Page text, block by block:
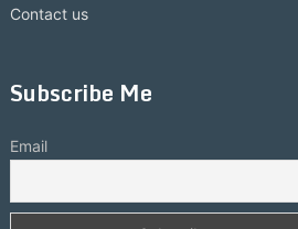
Contact us
Subscribe Me
Email